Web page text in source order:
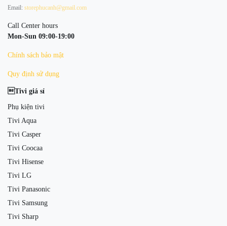
Email: storephucanh@gmail.com
Call Center hours
Mon-Sun 09:00-19:00
Chính sách bảo mật
Quy định sử dụng
Tivi giá sỉ
Phụ kiện tivi
Tivi Aqua
Tivi Casper
Tivi Coocaa
Tivi Hisense
Tivi LG
Tivi Panasonic
Tivi Samsung
Tivi Sharp